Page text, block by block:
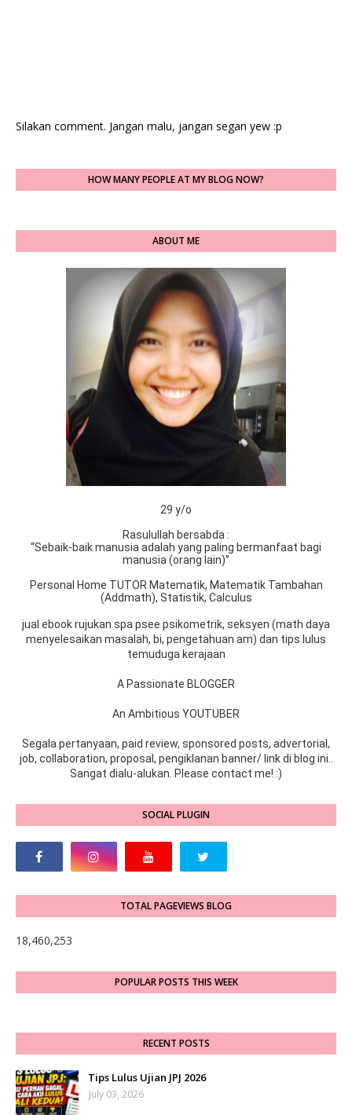
Silakan comment. Jangan malu, jangan segan yew :p
HOW MANY PEOPLE AT MY BLOG NOW?
ABOUT ME
29 y/o
Rasulullah bersabda :
“Sebaik-baik manusia adalah yang paling bermanfaat bagi
manusia (orang lain)”
Personal Home TUTOR Matematik, Matematik Tambahan
(Addmath), Statistik, Calculus
jual ebook rujukan spa psee psikometrik, seksyen (math daya
menyelesaikan masalah, bi, pengetahuan am) dan tips lulus
temuduga kerajaan
A Passionate BLOGGER
An Ambitious YOUTUBER
Segala pertanyaan, paid review, sponsored posts, advertorial,
job, collaboration, proposal, pengiklanan banner/ link di blog ini..
Sangat dialu-alukan. Please contact me! :)
SOCIAL PLUGIN
TOTAL PAGEVIEWS BLOG
18,460,253
POPULAR POSTS THIS WEEK
RECENT POSTS
Tips Lulus Ujian JPJ 2026
July 03, 2026